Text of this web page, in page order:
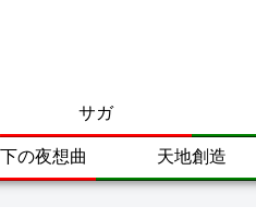
サガ
の夜想曲 天地創造